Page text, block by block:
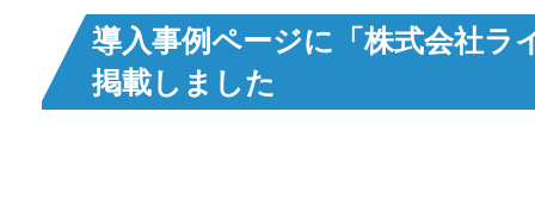
導入事例ページに「株式会社ラ
掲載しました